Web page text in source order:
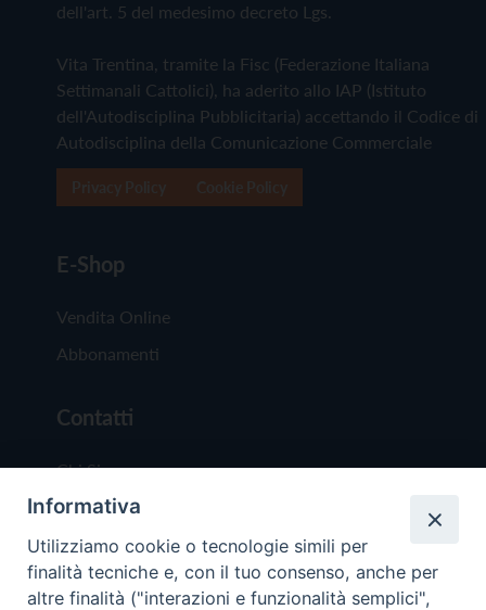
dell'art. 5 del medesimo decreto Lgs.
Vita Trentina, tramite la Fisc (Federazione Italiana
Settimanali Cattolici), ha aderito allo IAP (Istituto
dell'Autodisciplina Pubblicitaria) accettando il Codice di
Autodisciplina della Comunicazione Commerciale
E-Shop
Vendita Online
Abbonamenti
Contatti
Chi Siamo
Redazione
Scrivici
Informativa
Utilizziamo cookie o tecnologie simili per
finalità tecniche e, con il tuo consenso, anche per
altre finalità ("interazioni e funzionalità semplici",